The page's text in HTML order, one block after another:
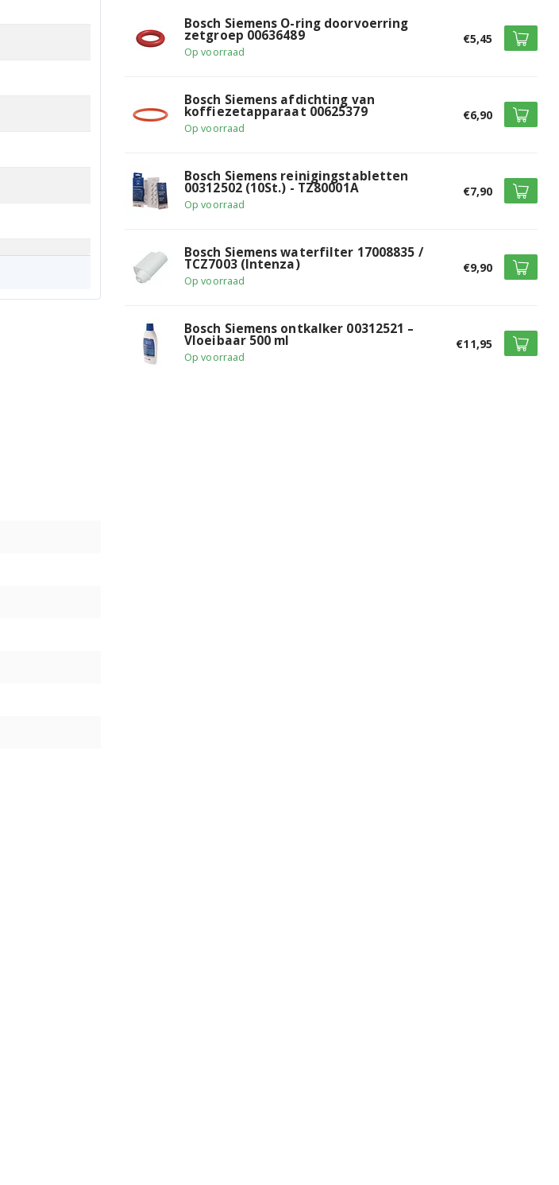
Bosch Siemens O-ring doorvoerring
zetgroep 00636489
Op voorraad
€5,45
Bosch Siemens afdichting van
koffiezetapparaat 00625379
Op voorraad
€6,90
Bosch Siemens reinigingstabletten
00312502 (10St.) - TZ80001A
Op voorraad
€7,90
Bosch Siemens waterfilter 17008835 /
TCZ7003 (Intenza)
Op voorraad
€9,90
Bosch Siemens ontkalker 00312521 –
Vloeibaar 500 ml
Op voorraad
€11,95